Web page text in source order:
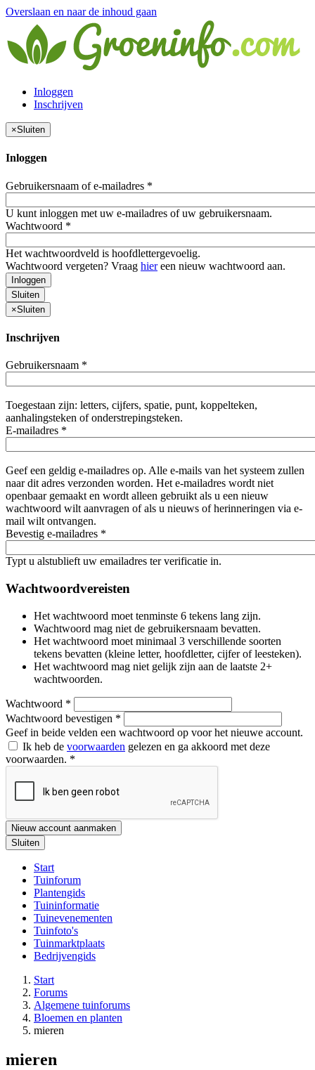
Overslaan en naar de inhoud gaan
Inloggen
Inschrijven
×Sluiten
Inloggen
Gebruikersnaam of e-mailadres *
U kunt inloggen met uw e-mailadres of uw gebruikersnaam.
Wachtwoord *
Het wachtwoordveld is hoofdlettergevoelig.
Wachtwoord vergeten? Vraag hiereen nieuw wachtwoord aan.
Inloggen
Sluiten
×Sluiten
Inschrijven
Gebruikersnaam *
Toegestaan zijn: letters, cijfers, spatie, punt, koppelteken,
aanhalingsteken of onderstrepingsteken.
E-mailadres *
Geef een geldig e-mailadres op. Alle e-mails van het systeem zullen
naar dit adres verzonden worden. Het e-mailadres wordt niet
openbaar gemaakt en wordt alleen gebruikt als u een nieuw
wachtwoord wilt aanvragen of als u nieuws of herinneringen via e-
mail wilt ontvangen.
Bevestig e-mailadres *
Typt u alstublieft uw emailadres ter verificatie in.
Wachtwoordvereisten
Het wachtwoord moet tenminste 6 tekens lang zijn.
Wachtwoord mag niet de gebruikersnaam bevatten.
Het wachtwoord moet minimaal 3 verschillende soorten
tekens bevatten (kleine letter, hoofdletter, cijfer of leesteken).
Het wachtwoord mag niet gelijk zijn aan de laatste 2+
wachtwoorden.
Wachtwoord *
Wachtwoord bevestigen *
Geef in beide velden een wachtwoord op voor het nieuwe account.
Ik heb de voorwaarden gelezen en ga akkoord met deze
voorwaarden. *
Nieuw account aanmaken
Sluiten
Start
Tuinforum
Plantengids
Tuininformatie
Tuinevenementen
Tuinfoto's
Tuinmarktplaats
Bedrijvengids
Start
Forums
Algemene tuinforums
Bloemen en planten
mieren
mieren